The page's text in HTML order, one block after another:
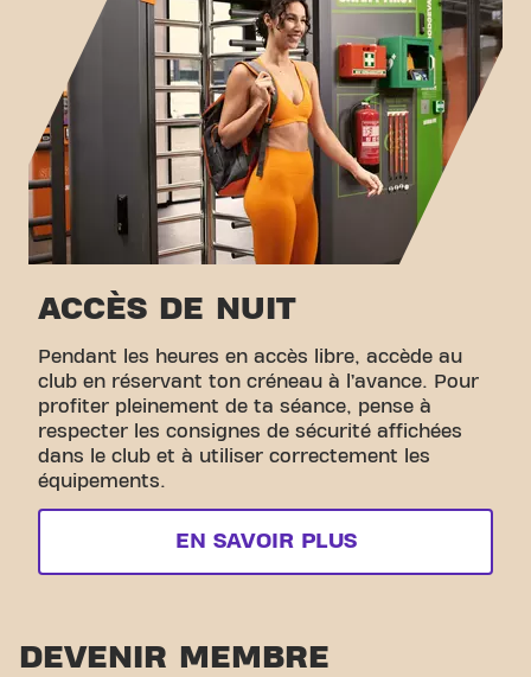
ACCÈS DE NUIT
Pendant les heures en accès libre, accède au
club en réservant ton créneau à l’avance. Pour
profiter pleinement de ta séance, pense à
respecter les consignes de sécurité affichées
dans le club et à utiliser correctement les
équipements.
EN SAVOIR PLUS
DEVENIR MEMBRE